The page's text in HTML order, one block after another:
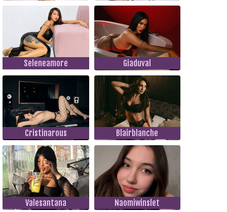
Seleneamore Giaduval
Cristinarous Blairblanche
Valesantana Naomiwinslet